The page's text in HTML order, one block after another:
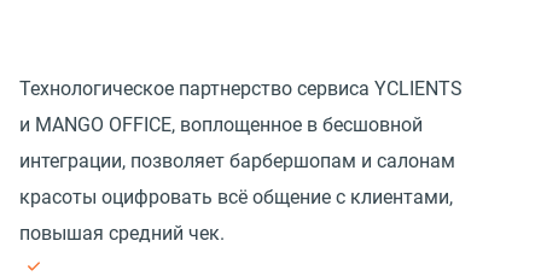
Технологическое партнерство сервиса YCLIENTS
и MANGO OFFICE, воплощенное в бесшовной
интеграции, позволяет барбершопам и салонам
красоты оцифровать всё общение с клиентами,
повышая средний чек.